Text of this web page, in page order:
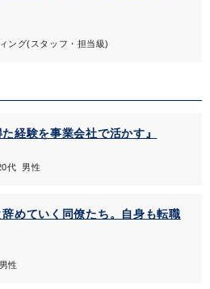
ング(スタッフ・担当級)
経験を事業会社で活かす』
代 男性
辞めていく同僚たち。自身も転職
性